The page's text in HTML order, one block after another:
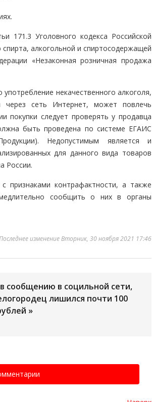
171.3 Уголовного кодекса Российской
алкогольной и спиртосодержащей
«Незаконная розничная продажа
некачественного алкоголя,
через сеть Интернет, может повлечь
покупки следует проверять у продавца
быть проведена по системе ЕГАИС
Недопустимым является и
для данного вида товаров
России.
признаками контрафактности, а также
сообщить о них в органы
изменение Вторник, 30 ноября 2021 17:46
сообщению в социльной сети,
лишился почти 100
»